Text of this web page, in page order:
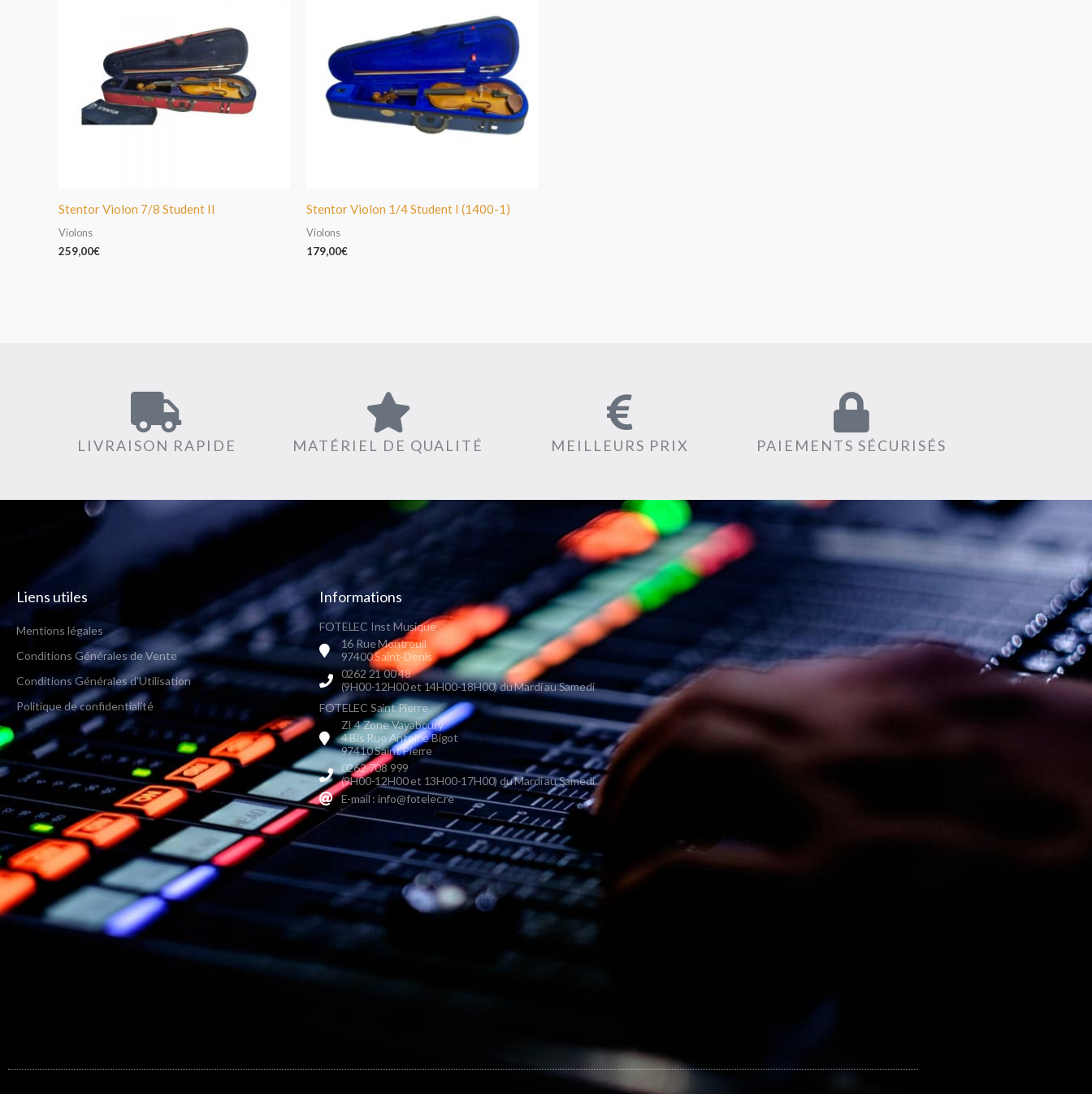
Stentor Violon 7/8 Student II
Violons
259,00€
Stentor Violon 1/4 Student I (1400-1)
Violons
179,00€
LIVRAISON RAPIDE MATÉRIEL DE QUALITÉ MEILLEURS PRIX PAIEMENTS SÉCURISÉS
Liens utiles
Mentions légales
Conditions Générales de Vente
Conditions Générales d'Utilisation
Politique de confidentialité
Informations
FOTELEC Inst Musique
16 Rue Montreuil
97400 Saint-Denis
0262 21 00 48
(9H00-12H00 et 14H00-18H00) du Mardi au Samedi
FOTELEC Saint Pierre
ZI 4 Zone Vayaboury
4 Bis Rue Antoine Bigot
97410 Saint Pierre
0262 708 999
(9H00-12H00 et 13H00-17H00) du Mardi au Samedi
E-mail : info@fotelec.re